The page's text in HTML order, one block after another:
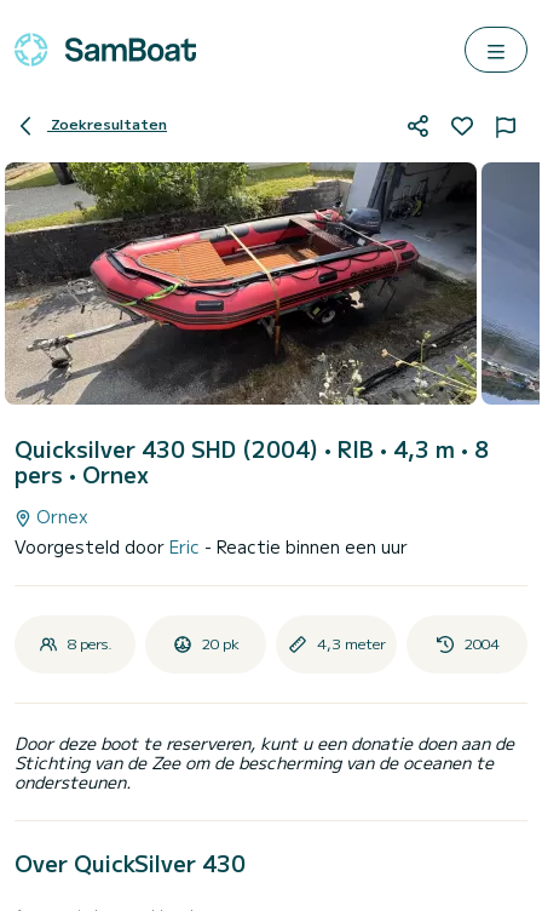
Zoekresultaten
Quicksilver 430 SHD (2004) • RIB • 4,3 m • 8
pers • Ornex
Ornex
Voorgesteld door Eric - Reactie binnen een uur
8 pers. 20 pk 4,3 meter 2004
Door deze boot te reserveren, kunt u een donatie doen aan de
Stichting van de Zee om de bescherming van de oceanen te
ondersteunen.
Over QuickSilver 430